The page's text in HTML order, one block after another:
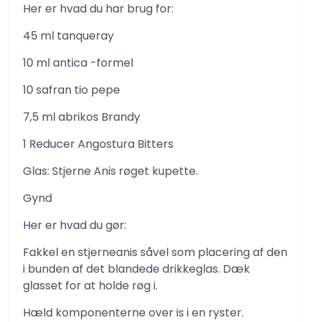
Her er hvad du har brug for:
45 ml tanqueray
10 ml antica -formel
10 safran tio pepe
7,5 ml abrikos Brandy
1 Reducer Angostura Bitters
Glas: Stjerne Anis røget kupette.
Gynd
Her er hvad du gør:
Fakkel en stjerneanis såvel som placering af den
i bunden af ​​det blandede drikkeglas. Dæk
glasset for at holde røg i.
Hæld komponenterne over is i en ryster.